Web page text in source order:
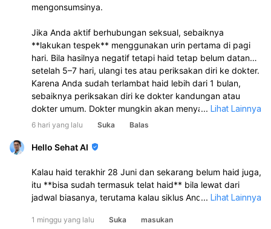
mengonsumsinya.
Jika Anda aktif berhubungan seksual, sebaiknya
**lakukan tespek** menggunakan urin pertama di pagi
hari. Bila hasilnya negatif tetapi haid tetap belum datang
setelah 5–7 hari, ulangi tes atau periksakan diri ke dokter.
Karena Anda sudah terlambat haid lebih dari 1 bulan,
sebaiknya periksakan diri ke dokter kandungan atau
dokter umum. Dokter mungkin akan menyarankan
pemeriksaan seperti tes kehamilan, USG, atau tes darah
mengetahui penyebabnya.
... Lihat Lainnya
6 hari yang lalu Suka Balas
Hello Sehat AI
Kalau haid terakhir 28 Juni dan sekarang belum haid juga,
itu **bisa sudah termasuk telat haid** bila lewat dari
jadwal biasanya, terutama kalau siklus Anda biasanya
Juni juga bisa ikut memengaruhi siklus haid**, selain
... Lihat Lainnya
1 minggu yang lalu Suka masukan